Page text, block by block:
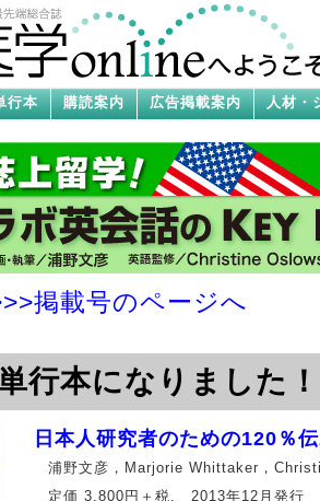
行本 購読案内 広告掲載案内 人材・
掲載号のページへ
行本になりました！
日本人研究者のための120％
浦野文彦，Marjorie Whittaker，
定価 3,800円＋税, 2013年12月発行